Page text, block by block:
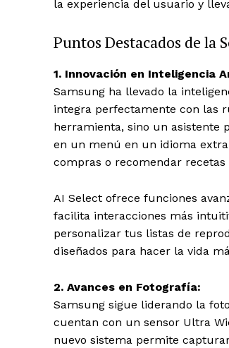
la experiencia del usuario y
Puntos Destacados de la
1. Innovación en Inteligencia
Samsung ha llevado la
integra perfectamente con las
herramienta, sino un asistente
en un menú en un idioma
compras o recomendar
AI Select ofrece funciones
facilita interacciones más
personalizar tus listas de
diseñados para hacer la vida
2. Avances en Fotografía:
Samsung sigue liderando la
cuentan con un sensor Ultra
nuevo sistema permite